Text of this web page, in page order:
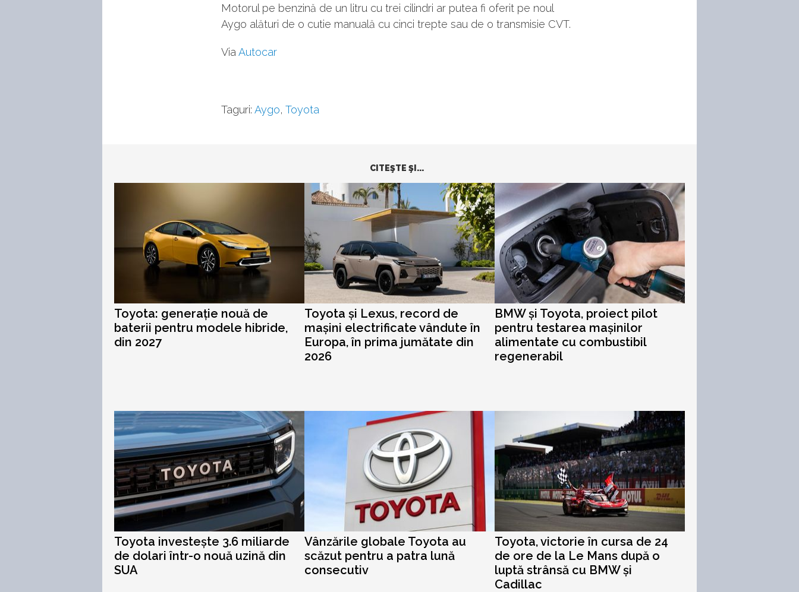
Motorul pe benzină de un litru cu trei cilindri ar putea fi oferit pe noul
Aygo alături de o cutie manuală cu cinci trepte sau de o transmisie CVT.
Via Autocar
Taguri: Aygo, Toyota
CITEŞTE ŞI...
Toyota: generație nouă de
baterii pentru modele hibride,
din 2027
Toyota și Lexus, record de
mașini electrificate vândute în
Europa, în prima jumătate din
2026
BMW și Toyota, proiect pilot
pentru testarea mașinilor
alimentate cu combustibil
regenerabil
Toyota investește 3.6 miliarde
de dolari într-o nouă uzină din
SUA
Vânzările globale Toyota au
scăzut pentru a patra lună
consecutiv
Toyota, victorie în cursa de 24
de ore de la Le Mans după o
luptă strânsă cu BMW și
Cadillac